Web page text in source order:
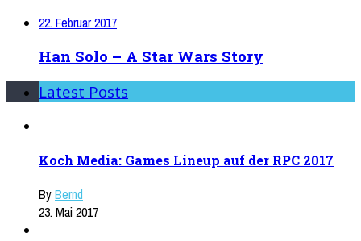
22. Februar 2017
Han Solo – A Star Wars Story
Latest Posts
Koch Media: Games Lineup auf der RPC 2017
ByBernd
23. Mai 2017